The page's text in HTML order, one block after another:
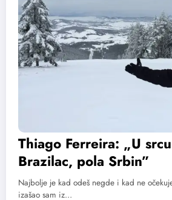
Thiago Ferreira: „U
Brazilac, pola Srbin”
Najbolje je kad odeš negde i kad ne
izašao sam iz…